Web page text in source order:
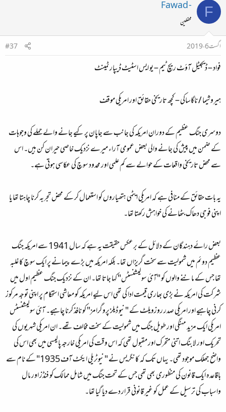
F
Fawad -
محفلین
اگست 6، 2019
#37
فواد – ڈيجيٹل آؤٹ ريچ ٹيم – يو ايس اسٹيٹ ڈيپارٹمينٹ
ہيروشيما / ناگاساکی – کچھ تاريخی حقائق اور امريکی موقف
دوسری جنگ عظيم کے دوران امريکہ کی جانب سے جاپان پر کيے جانے والے حملے کی وجوہات
کے ضمن ميں پيش کی جانے والی بعض عمومی آراء ميرے نزديک خاصی حيران کن ہيں۔ اس
سے محض تاريخی واقعات کے حوالے سے کم علمی اور محدود سوچ کی عکاسی ہوتی ہے۔
يہ بات حقائق کے منافی ہے کہ امريکی ايٹمی ہتھياروں کو استعمال کر کے محض تجربہ کرنا چاہتا تھا يا
اپنی فوجی دھاک بٹھانے کی خواہش رکھتا تھا۔
بعض رائے دہندگان کے دلا‏ئل کے برعکس حقيقت يہ ہے کہ سال 1941 سے امريکہ جنگ
عظيم دوئم ميں شموليت سے سخت گريزاں تھا۔ بلکہ امريکہ ميں بڑے پيمانے پر ايک سوچ کا غلبہ
تھا جس کے ماننے والوں کو "آئ سوليشنسٹس" کہا جاتا تھا۔ ان کے نزديک جنگ عظيم اول ميں
شرکت کی امريکہ نے بڑی بھاری قيمت ادا کی تھی اس ليے امريکہ کو معاشی استحکام پر اپنی توجہ مرکوز
کرنی چاہیے اور امريکی صدر روزويلٹ کے "نيو ڈيلز پروگرامز" کو نافذ کرنا چاہيے۔ آئ سوليشنسٹس
امريکی ايک مزيد مہنگی اور طويل جنگ ميں شموليت کے سخت مخالف تھے۔ ان امريکی شہريوں کی
تحريک اور لابنگ اتنی متحرک اور مقبول تھی کہ اس وقت کی امريکی خارجہ پاليسی ميں بھی اس کی
واضح جھلک موجود تھی۔ يہاں تک کہ کانگريس نے "نيوٹريلی ايکٹ آف 1935" کے نام سے
باقاعدہ ايک قانون کی منظوری بھی تھی جس کے تحت جنگ ميں شامل ممالک کو فنڈز اور مال
واسباب کی ترسيل کے عمل کو غير قانونی قرار دے ديا گيا تھا۔